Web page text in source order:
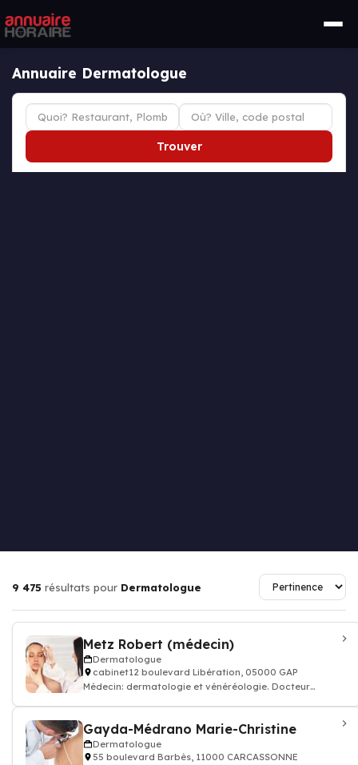
Annuaire Dermatologue
Trouver
9 475 résultats pour Dermatologue
Metz Robert (médecin)
Dermatologue
cabinet12 boulevard Libération, 05000 GAP
Médecin: dermatologie et vénéréologie. Docteur
Gayda-Médrano Marie-Christine
Dermatologue
55 boulevard Barbès, 11000 CARCASSONNE